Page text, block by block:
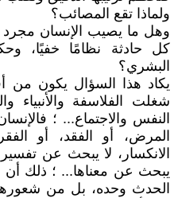
ولماذا تقع المصائب؟
وهل ما يصيب الإنسان مجرد
كل حادثة نظامًا خفيًا،
البشري؟
يكاد هذا السؤال يكون من
شغلت الفلاسفة والأنبياء
النفس والاجتماع... ؛
المرض، أو الفقد، أو
الانكسار، لا يبحث عن
يبحث عن معناها... ؛ ذلك أن
الحدث وحده، بل من